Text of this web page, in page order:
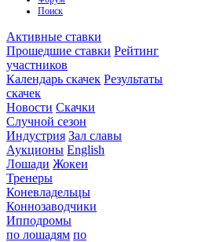
Поиск
Активные ставки
Прошедшие ставки Рейтинг
участников
Календарь скачек Результаты
скачек
Новости Скачки
Случной сезон
Индустрия Зал славы
Аукционы English
Лошади Жокеи
Тренеры
Коневладельцы
Коннозаводчики
Ипподромы
по лошадям по